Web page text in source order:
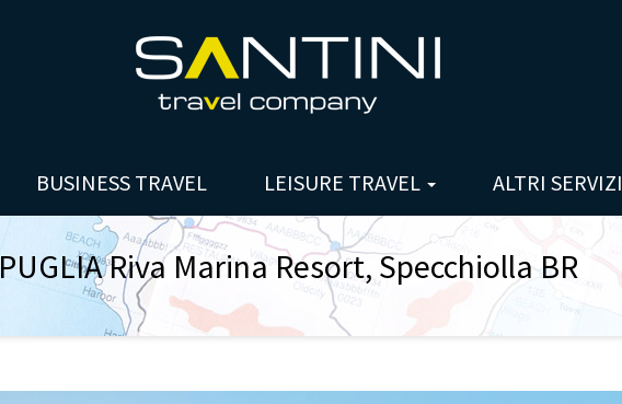
BUSINESS TRAVEL LEISURE TRAVEL ALTRI SERVIZI
PUGLIA Riva Marina Resort, Specchiolla BR